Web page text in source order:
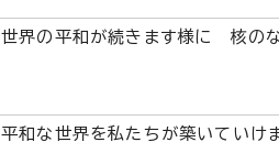
世界の平和が続きます様に 核の
平和な世界を私たちが築いていけ